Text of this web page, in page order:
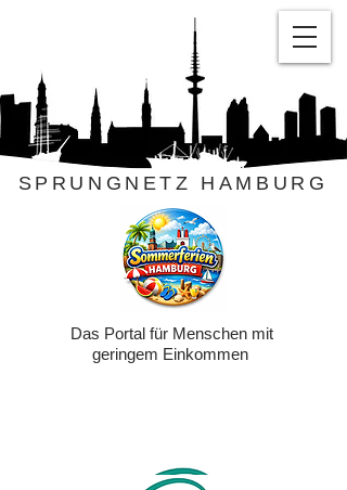
SPRUNGNETZ HAMBURG
Das Portal für Menschen mit
geringem Einkommen